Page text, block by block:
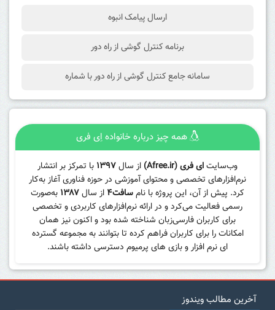
ارسال پیامک انبوه
برنامه کنترل گوشی از راه دور
سامانه جامع کنترل گوشی از راه دور با شماره
همه چیز درباره خانواده اِی فری
وب‌سایتای فری (Afree.ir) از سال۱۳۹۷ با تمرکز بر انتشار
نرم‌افزارهای تخصصی و محتوای آموزشی در حوزه فناوری آغاز به‌کار
کرد. پیش از آن، این پروژه با نامسافت۴ از سال۱۳۸۷ به‌صورت
رسمی فعالیت می‌کرد و در ارائه نرم‌افزارهای کاربردی و تخصصی
برای کاربران فارسی‌زبان شناخته شده بود و اکنون نیز همان
امکانات را برای کاربران فراهم کرده تا بتوانند به مجموعه گسترده
ای نرم افزار و بازی های پرمیوم دسترسی داشته باشند.
آخرین مطالب ویندوز